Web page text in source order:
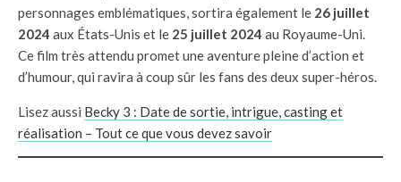
personnages emblématiques, sortira également le 26 juillet
2024 aux États-Unis et le 25 juillet 2024 au Royaume-Uni.
Ce film très attendu promet une aventure pleine d’action et
d’humour, qui ravira à coup sûr les fans des deux super-héros.
Lisez aussi Becky 3 : Date de sortie, intrigue, casting et
réalisation – Tout ce que vous devez savoir